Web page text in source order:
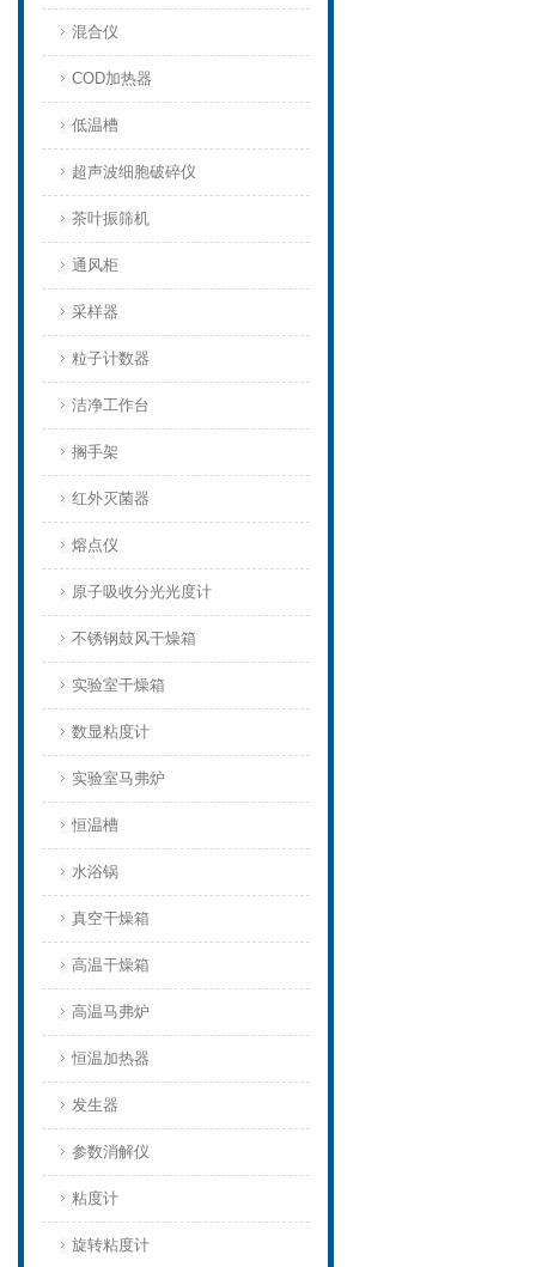
混合仪
COD加热器
低温槽
超声波细胞破碎仪
茶叶振筛机
通风柜
采样器
粒子计数器
洁净工作台
搁手架
红外灭菌器
熔点仪
原子吸收分光光度计
不锈钢鼓风干燥箱
实验室干燥箱
数显粘度计
实验室马弗炉
恒温槽
水浴锅
真空干燥箱
高温干燥箱
高温马弗炉
恒温加热器
发生器
参数消解仪
粘度计
旋转粘度计